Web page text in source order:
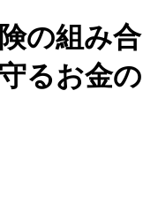
の組み合
るお金の